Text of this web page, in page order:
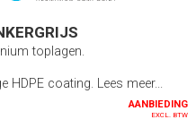
toplagen.
HDPE coating. Lees meer...
AANBIEDING
EXCL. BTW